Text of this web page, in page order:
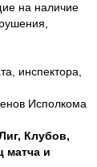
на наличие
инспектора,
Исполкома
Клубов,
матча и